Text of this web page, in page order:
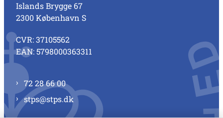
Islands Brygge 67
2300 København S
CVR: 37105562
EAN: 5798000363311
72 28 66 00
stps@stps.dk